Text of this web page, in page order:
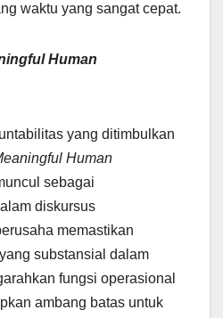
waktu yang sangat cepat.
Human
yang ditimbulkan
Human
sebagai
diskursus
memastikan
substansial dalam
fungsi operasional
ambang batas untuk